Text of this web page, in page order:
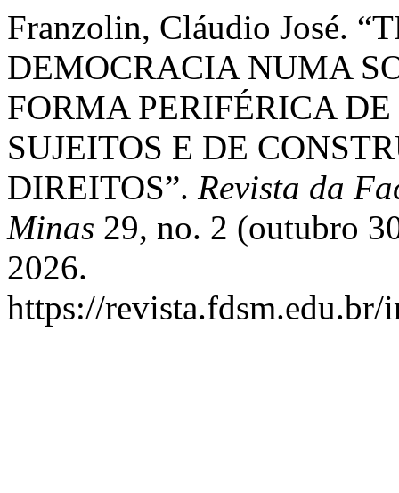
Franzolin, Cláudio José.
DEMOCRACIA NUMA
FORMA PERIFÉRICA
SUJEITOS E DE
DIREITOS”. Revista da
Minas 29, no. 2 (outubro
2026.
https://